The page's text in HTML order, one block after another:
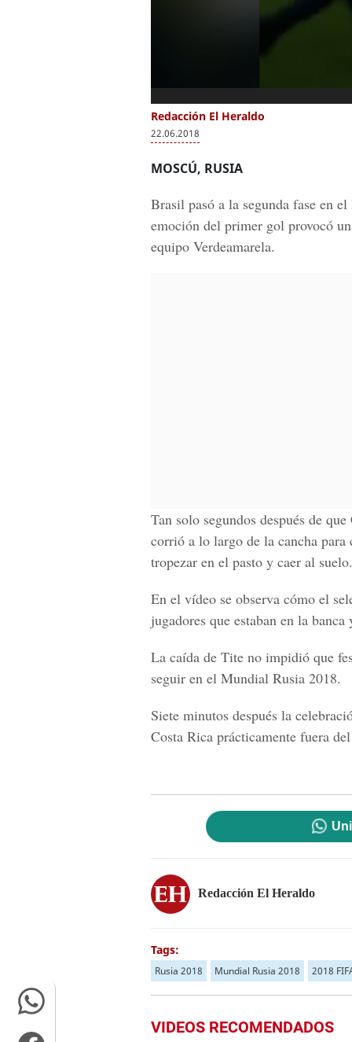
Redacción El Heraldo
22.06.2018
MOSCÚ, RUSIA
Brasil pasó a la segunda fase en el
emoción del primer gol provocó
equipo Verdeamarela.
Tan solo segundos después de que
corrió a lo largo de la cancha para
tropezar en el pasto y caer al suelo.
En el vídeo se observa cómo el
jugadores que estaban en la
La caída de Tite no impidió que
seguir en el Mundial Rusia 2018.
Siete minutos después la
Costa Rica prácticamente fuera del
Redacción El Heraldo
Tags:
Rusia 2018 Mundial Rusia 2018 2018
VIDEOS RECOMENDADOS